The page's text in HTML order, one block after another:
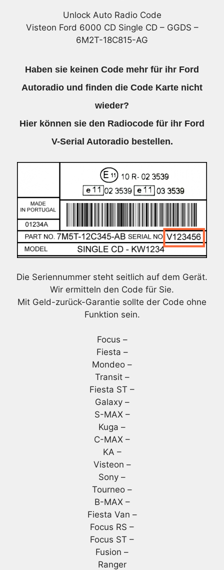
Unlock Auto Radio Code
Visteon Ford 6000 CD Single CD – GGDS –
6M2T-18C815-AG
Haben sie keinen Code mehr für ihr Ford
Autoradio und finden die Code Karte nicht
wieder?
Hier können sie den Radiocode für ihr Ford
V-Serial Autoradio bestellen.
Die Seriennummer steht seitlich auf dem Gerät.
Wir ermitteln den Code für Sie.
Mit Geld-zurück-Garantie sollte der Code ohne
Funktion sein.
Focus –
Fiesta –
Mondeo –
Transit –
Fiesta ST –
Galaxy –
S-MAX –
Kuga –
C-MAX –
KA –
Visteon –
Sony –
Tourneo –
B-MAX –
Fiesta Van –
Focus RS –
Focus ST –
Fusion –
Ranger